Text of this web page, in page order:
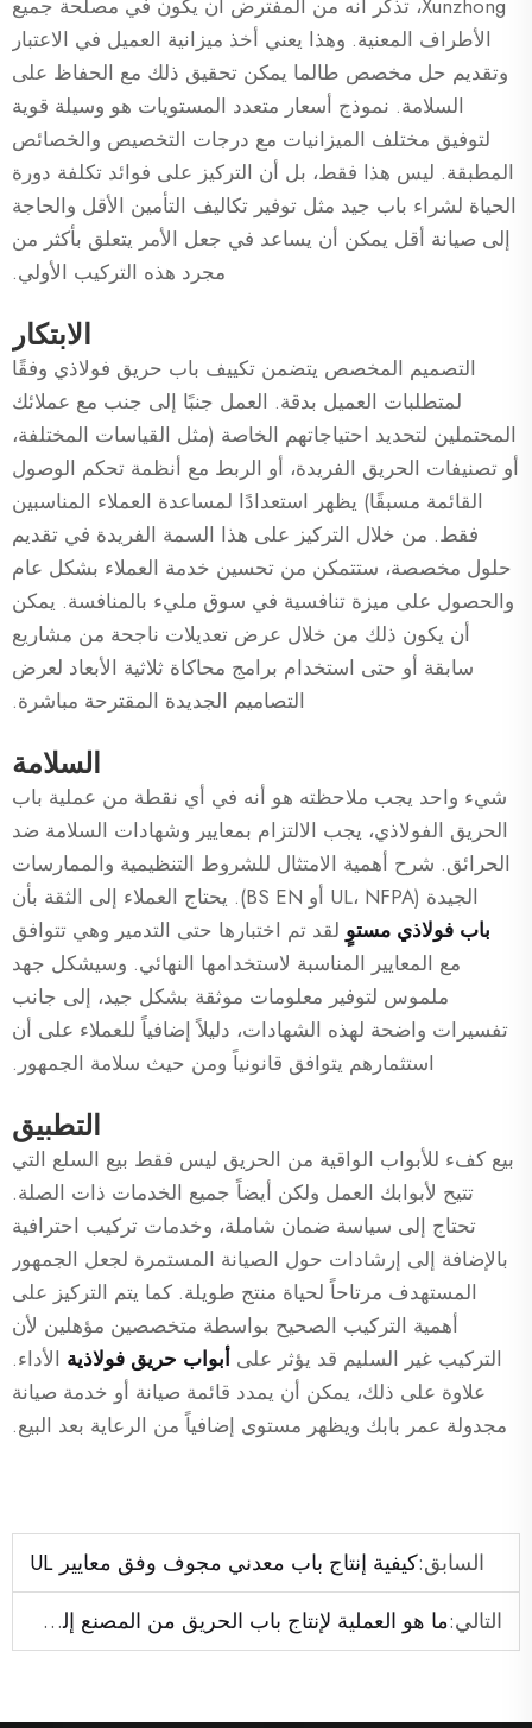
Xunzhong، تذكر أنه من المفترض أن يكون في مصلحة جميع
الأطراف المعنية. وهذا يعني أخذ ميزانية العميل في الاعتبار
وتقديم حل مخصص طالما يمكن تحقيق ذلك مع الحفاظ على
السلامة. نموذج أسعار متعدد المستويات هو وسيلة قوية
لتوفيق مختلف الميزانيات مع درجات التخصيص والخصائص
المطبقة. ليس هذا فقط، بل أن التركيز على فوائد تكلفة دورة
الحياة لشراء باب جيد مثل توفير تكاليف التأمين الأقل والحاجة
إلى صيانة أقل يمكن أن يساعد في جعل الأمر يتعلق بأكثر من
مجرد هذه التركيب الأولي.
الابتكار
التصميم المخصص يتضمن تكييف باب حريق فولاذي وفقًا
لمتطلبات العميل بدقة. العمل جنبًا إلى جنب مع عملائك
المحتملين لتحديد احتياجاتهم الخاصة (مثل القياسات المختلفة،
أو تصنيفات الحريق الفريدة، أو الربط مع أنظمة تحكم الوصول
القائمة مسبقًا) يظهر استعدادًا لمساعدة العملاء المناسبين
فقط. من خلال التركيز على هذا السمة الفريدة في تقديم
حلول مخصصة، ستتمكن من تحسين خدمة العملاء بشكل عام
والحصول على ميزة تنافسية في سوق مليء بالمنافسة. يمكن
أن يكون ذلك من خلال عرض تعديلات ناجحة من مشاريع
سابقة أو حتى استخدام برامج محاكاة ثلاثية الأبعاد لعرض
التصاميم الجديدة المقترحة مباشرة.
السلامة
شيء واحد يجب ملاحظته هو أنه في أي نقطة من عملية باب
الحريق الفولاذي، يجب الالتزام بمعايير وشهادات السلامة ضد
الحرائق. شرح أهمية الامتثال للشروط التنظيمية والممارسات
الجيدة (UL، NFPA أو BS EN). يحتاج العملاء إلى الثقة بأن
باب فولاذي مستوٍ لقد تم اختبارها حتى التدمير وهي تتوافق
مع المعايير المناسبة لاستخدامها النهائي. وسيشكل جهد
ملموس لتوفير معلومات موثقة بشكل جيد، إلى جانب
تفسيرات واضحة لهذه الشهادات، دليلاً إضافياً للعملاء على أن
استثمارهم يتوافق قانونياً ومن حيث سلامة الجمهور.
التطبيق
بيع كفء للأبواب الواقية من الحريق ليس فقط بيع السلع التي
تتيح لأبوابك العمل ولكن أيضاً جميع الخدمات ذات الصلة.
تحتاج إلى سياسة ضمان شاملة، وخدمات تركيب احترافية
بالإضافة إلى إرشادات حول الصيانة المستمرة لجعل الجمهور
المستهدف مرتاحاً لحياة منتج طويلة. كما يتم التركيز على
أهمية التركيب الصحيح بواسطة متخصصين مؤهلين لأن
التركيب غير السليم قد يؤثر على أبواب حريق فولاذية الأداء.
علاوة على ذلك، يمكن أن يمدد قائمة صيانة أو خدمة صيانة
مجدولة عمر بابك ويظهر مستوى إضافياً من الرعاية بعد البيع.
السابق:كيفية إنتاج باب معدني مجوف وفق معايير UL
التالي:ما هو العملية لإنتاج باب الحريق من المصنع إلى العملاء